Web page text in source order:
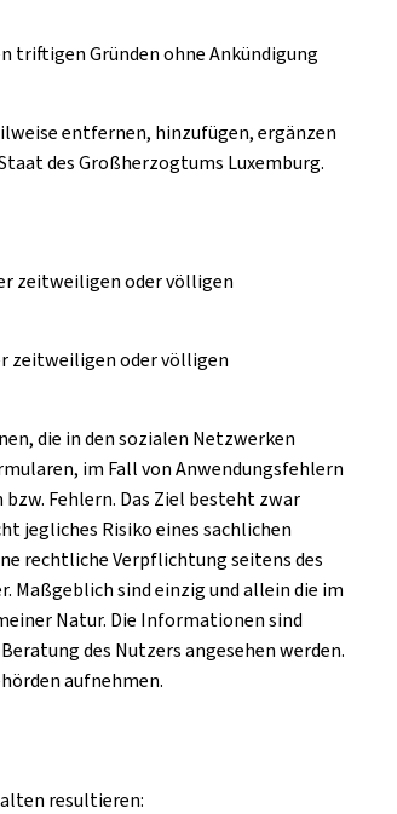
triftigen Gründen ohne Ankündigung
entfernen, hinzufügen, ergänzen
des Großherzogtums Luxemburg.
zeitweiligen oder völligen
zeitweiligen oder völligen
die in den sozialen Netzwerken
im Fall von Anwendungsfehlern
Fehlern. Das Ziel besteht zwar
jegliches Risiko eines sachlichen
rechtliche Verpflichtung seitens des
Maßgeblich sind einzig und allein die im
Natur. Die Informationen sind
des Nutzers angesehen werden.
aufnehmen.
resultieren: